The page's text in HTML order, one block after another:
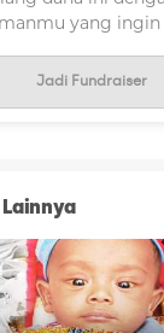
oleh pola makan
perawatan
dari
diberikan,
membalas
doa yang bisa
memberikan
yang
Jadi Fundraiser